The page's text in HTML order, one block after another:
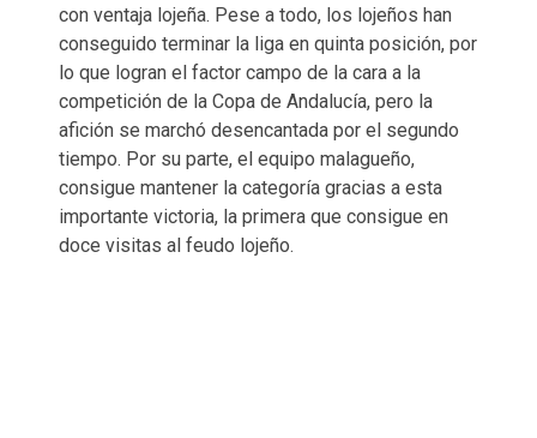
con ventaja lojeña. Pese a todo, los lojeños han
conseguido terminar la liga en quinta posición, por
lo que logran el factor campo de la cara a la
competición de la Copa de Andalucía, pero la
afición se marchó desencantada por el segundo
tiempo. Por su parte, el equipo malagueño,
consigue mantener la categoría gracias a esta
importante victoria, la primera que consigue en
doce visitas al feudo lojeño.